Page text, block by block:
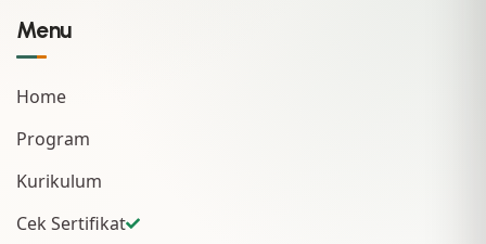
Menu
Home
Program
Kurikulum
Cek Sertifikat